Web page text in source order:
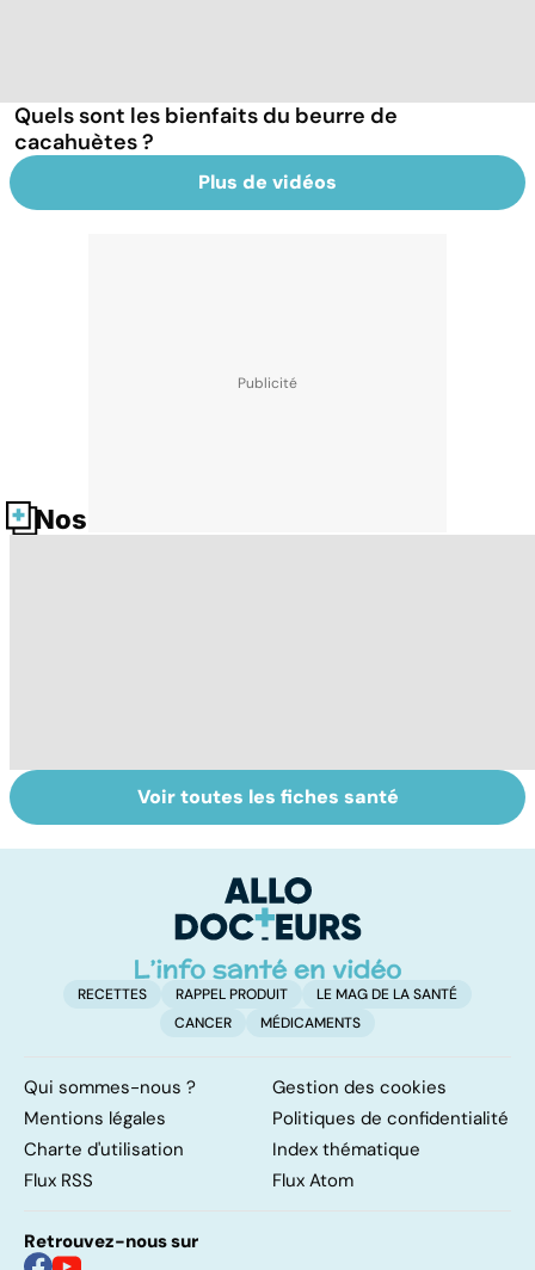
Quels sont les bienfaits du beurre de
cacahuètes ?
Plus de vidéos
Nos fiches santé
Comment tenir
ses bonnes
Muscler ses
abdos pour
ventre plat
Voir toutes les fiches santé
RECETTES RAPPEL PRODUIT
LE MAG DE LA SANTÉ
CANCER
MÉDICAMENTS
Qui sommes-nous ?
Gestion des cookies
Mentions légales
Politiques de confidentialité
Charte d'utilisation
Index thématique
Flux RSS
Flux Atom
Retrouvez-nous sur